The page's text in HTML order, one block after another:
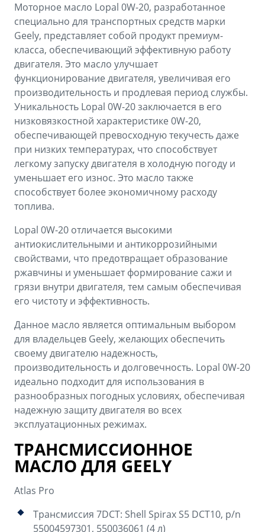
Моторное масло Lopal 0W-20, разработанное
специально для транспортных средств марки
Geely, представляет собой продукт премиум-
класса, обеспечивающий эффективную работу
двигателя. Это масло улучшает
функционирование двигателя, увеличивая его
производительность и продлевая период службы.
Уникальность Lopal 0W-20 заключается в его
низковязкостной характеристике 0W-20,
обеспечивающей превосходную текучесть даже
при низких температурах, что способствует
легкому запуску двигателя в холодную погоду и
уменьшает его износ. Это масло также
способствует более экономичному расходу
топлива.
Lopal 0W-20 отличается высокими
антиокислительными и антикоррозийными
свойствами, что предотвращает образование
ржавчины и уменьшает формирование сажи и
грязи внутри двигателя, тем самым обеспечивая
его чистоту и эффективность.
Данное масло является оптимальным выбором
для владельцев Geely, желающих обеспечить
своему двигателю надежность,
производительность и долговечность. Lopal 0W-20
идеально подходит для использования в
разнообразных погодных условиях, обеспечивая
надежную защиту двигателя во всех
эксплуатационных режимах.
ТРАНСМИССИОННОЕ
МАСЛО ДЛЯ GEELY
Atlas Pro
Трансмиссия 7DCT: Shell Spirax S5 DCT10, p/n
55004597301, 550036061 (4 л)